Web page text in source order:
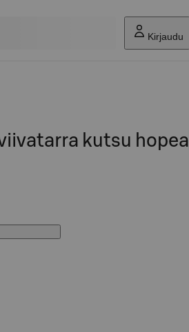
Kirjaudu
kutsu hopea